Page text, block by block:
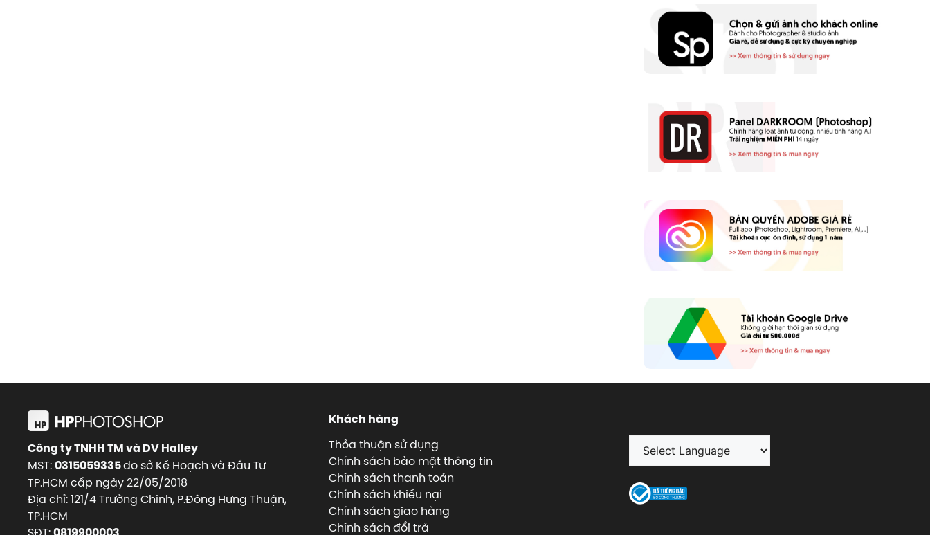
Công ty TNHH TM và DV Halley
MST:0315059335do sở Kế Hoạch và Đầu Tư
TP.HCM cấp ngày 22/05/2018
Địa chỉ: 121/4 Trường Chinh, P.Đông Hưng Thuận,
TP.HCM
Khách hàng
Thỏa thuận sử dụng
Chính sách bảo mật thông tin
Chính sách thanh toán
Chính sách khiếu nại
Chính sách giao hàng
Chính sách đổi trả